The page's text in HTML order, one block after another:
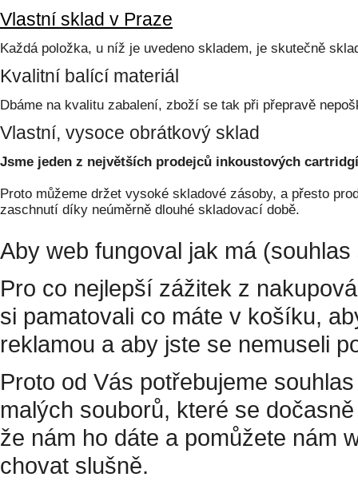
Vlastní sklad v Praze
Každá položka, u níž je uvedeno skladem, je skutečně
Kvalitní balící materiál
Dbáme na kvalitu zabalení, zboží se tak při přepravě
Vlastní, vysoce obrátkový sklad
Jsme jeden z největších prodejců inkoustových
Proto můžeme držet vysoké skladové zásoby, a přesto
zaschnutí díky neúměrně dlouhé skladovací době.
Aby web fungoval jak má
Pro co nejlepší zážitek z
si pamatovali co máte v košíku,
reklamou a aby jste se nemuseli
Proto od Vás potřebujeme
malých souborů, které se
že nám ho dáte a pomůžete nám
chovat slušně.